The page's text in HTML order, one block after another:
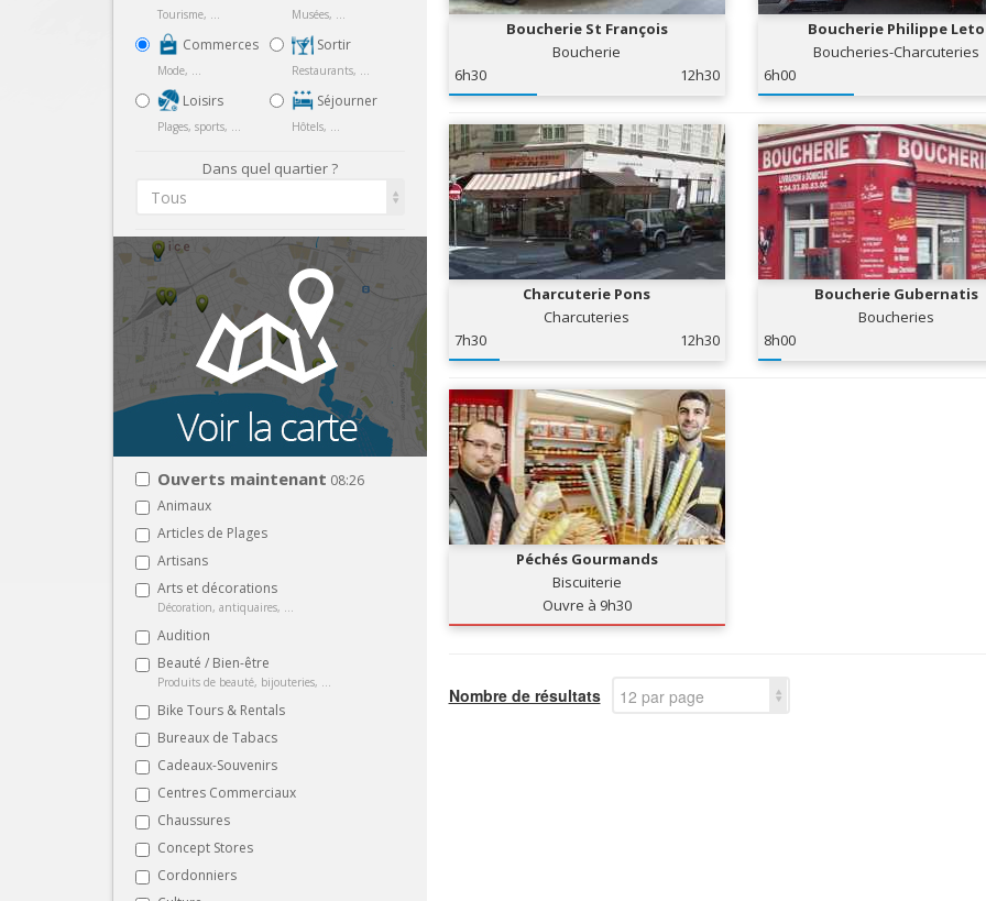
Tourisme, ...
Commerces
Mode, ...
Loisirs
Plages, sports, ...
Musées, ...
Sortir
Restaurants, ...
Séjourner
Hôtels, ...
Dans quel quartier ?
Tous
Ouverts maintenant 08:26
Animaux
Articles de Plages
Artisans
Arts et décorations
Décoration, antiquaires, ...
Audition
Beauté / Bien-être
Produits de beauté, bijouteries, ...
Bike Tours & Rentals
Bureaux de Tabacs
Cadeaux-Souvenirs
Centres Commerciaux
Chaussures
Concept Stores
Cordonniers
Boucherie St François
Boucherie
6h30
12h30
Boucherie Philippe Leto
Boucheries-Charcuteries
6h00
Charcuterie Pons
Charcuteries
7h30
12h30
Boucherie Gubernatis
Boucheries
8h00
Péchés Gourmands
Biscuiterie
Ouvre à 9h30
Nombre de résultats 12 par page